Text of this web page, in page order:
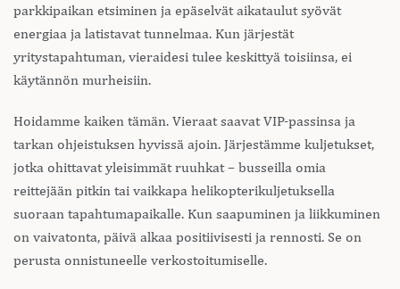
parkkipaikan etsiminen ja epäselvät aikataulut syövät
energiaa ja latistavat tunnelmaa. Kun järjestät
yritystapahtuman, vieraidesi tulee keskittyä toisiinsa, ei
käytännön murheisiin.
Hoidamme kaiken tämän. Vieraat saavat VIP-passinsa ja
tarkan ohjeistuksen hyvissä ajoin. Järjestämme kuljetukset,
jotka ohittavat yleisimmät ruuhkat – busseilla omia
reittejään pitkin tai vaikkapa helikopterikuljetuksella
suoraan tapahtumapaikalle. Kun saapuminen ja liikkuminen
on vaivatonta, päivä alkaa positiivisesti ja rennosti. Se on
perusta onnistuneelle verkostoitumiselle.